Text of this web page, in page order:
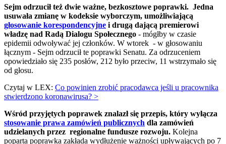
Sejm odrzucił też dwie ważne, bezkosztowe poprawki. Jedna
usuwała zmianę w kodeksie wyborczym, umożliwiającą
głosowanie korespondencyjne i drugą dającą premierowi
władzę nad Radą Dialogu Społecznego - mógłby w czasie
epidemii odwoływać jej członków. W wtorek - w głosowaniu
łącznym - Sejm odrzucił te poprawki Senatu. Za odrzuceniem
opowiedziało się 235 posłów, 212 było przeciw, 11 wstrzymało się
od głosu.
Czytaj w LEX: Co powinien zrobić pracodawca jeśli u pracownika
stwierdzono koronawirusa? >
Wśród przyjętych poprawek znalazł się przepis, który wyłącza
stosowanie prawa zamówień publicznych dla zamówień
udzielanych przez regionalne fundusze rozwoju. Kolejna
poparta poprawka zakłada wydłużenie ważności upływających po 7